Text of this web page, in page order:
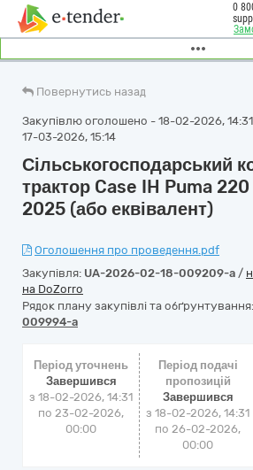
0
Повернутись назад
Закупівлю оголошено - 18-02-2026,
17-03-2026, 15:14
Сільськогосподарський
трактор Case IH Puma 220
2025 (або еквівалент)
Оголошення про проведення.pdf
Закупівля: UA-2026-02-18-009209-a /
на DoZorro
Рядок плану закупівлі та обґрунтування:
009994-a
Період уточнень
Завершився
з 18-02-2026, 14:31
по 23-02-2026,
00:00
Період подачі
пропозицій
Завершився
з 18-02-2026, 14:31
по 26-02-2026,
00:00